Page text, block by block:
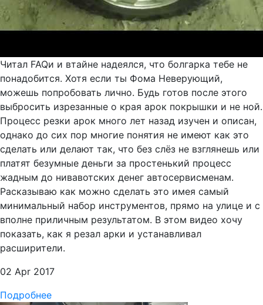
Читал FAQи и втайне надеялся, что болгарка тебе не
понадобится. Хотя если ты Фома Неверующий,
можешь попробовать лично. Будь готов после этого
выбросить изрезанные о края арок покрышки и не ной.
Процесс резки арок много лет назад изучен и описан,
однако до сих пор многие понятия не имеют как это
сделать или делают так, что без слёз не взглянешь или
платят безумные деньги за простенький процесс
жадным до нивавотских денег автосервисменам.
Расказываю как можно сделать это имея самый
минимальный набор инструментов, прямо на улице и с
вполне приличным результатом. В этом видео хочу
показать, как я резал арки и устанавливал
расширители.
02 Apr 2017
Подробнее